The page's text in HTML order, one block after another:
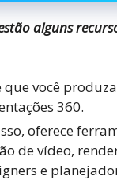
alguns
que você
360.
oferece
de vídeo,
e